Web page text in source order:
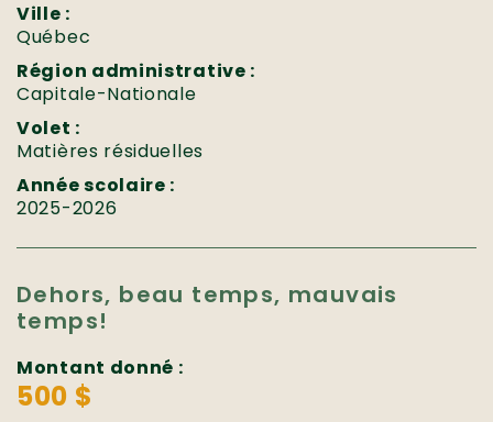
Ville :
Québec
Région administrative :
Capitale-Nationale
Volet :
Matières résiduelles
Année scolaire :
2025-2026
Dehors, beau temps, mauvais
temps!
Montant donné :
500 $